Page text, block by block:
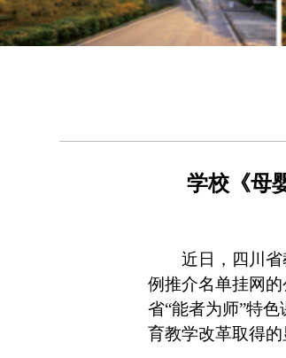
学校《母
近日，四川省
例推介名单挂网
省“能者为师”特
育教学改革取得的